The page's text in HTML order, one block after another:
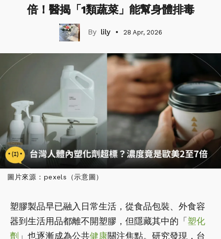
倍！醫揭「1類蔬菜」能幫身體排毒
lily 28 Apr, 2026
圖片來源：pexels（示意圖）
塑膠製品早已融入日常生活，從食品包裝、外食容
器到生活用品都離不開塑膠，但隱藏其中的「 塑化
劑 」也逐漸成為公共健康關注焦點。研究發現，台